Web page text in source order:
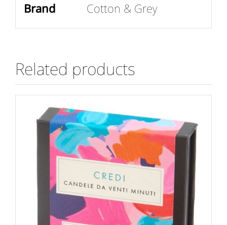
Brand
Cotton & Grey
Related products